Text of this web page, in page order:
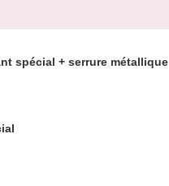
spécial + serrure métallique